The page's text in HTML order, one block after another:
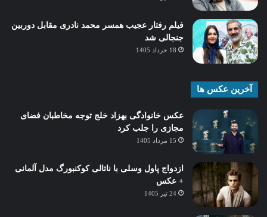
فیلم رفتار عجیب همسر محمد نادری مقابل دوربین
جنجالی شد
18 خرداد 1405
آخرین عکس ها
عکس خانوادگی بهزاد خلج توجه مخاطبان فضای
مجازی را جلب کرد
15 مرداد 1405
ازدواج پاول وسلی با ناتالی کوکنبورگ مدل آلمانی
+ عکس
24 تیر 1405